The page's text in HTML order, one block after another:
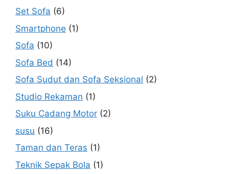
Set Sofa (6)
Smartphone (1)
Sofa (10)
Sofa Bed (14)
Sofa Sudut dan Sofa Seksional (2)
Studio Rekaman (1)
Suku Cadang Motor (2)
susu (16)
Taman dan Teras (1)
Teknik Sepak Bola (1)